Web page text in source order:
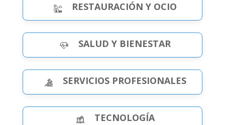
RESTAURACIÓN Y OCIO
SALUD Y BIENESTAR
SERVICIOS PROFESIONALES
TECNOLOGÍA